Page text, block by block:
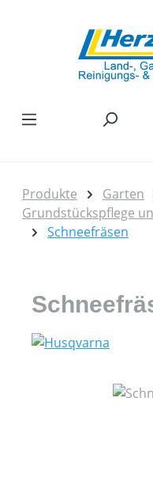
Produkte
Garten
Grundstückspflege
Schneefräsen
Bildergalerie